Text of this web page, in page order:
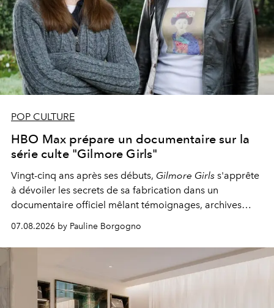
POP CULTURE
HBO Max prépare un documentaire sur la
série culte "Gilmore Girls"
Vingt-cinq ans après ses débuts, Gilmore Girls s'apprête
à dévoiler les secrets de sa fabrication dans un
documentaire officiel mêlant témoignages, archives
générationnel.
07.08.2026 by Pauline Borgogno